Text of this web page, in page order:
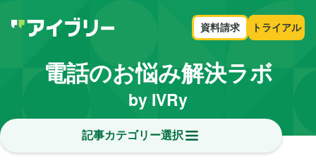
資料請求 トライアル
電話のお悩み解決ラボ
by IVRy
記事カテゴリー選択